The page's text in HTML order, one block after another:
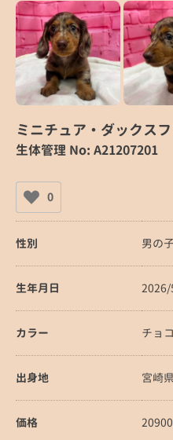
ミニチュア・ダックス
生体管理 No: A21207201
0
性別 男の
生年月日 2026/
カラー チョ
出身地 宮崎県
価格